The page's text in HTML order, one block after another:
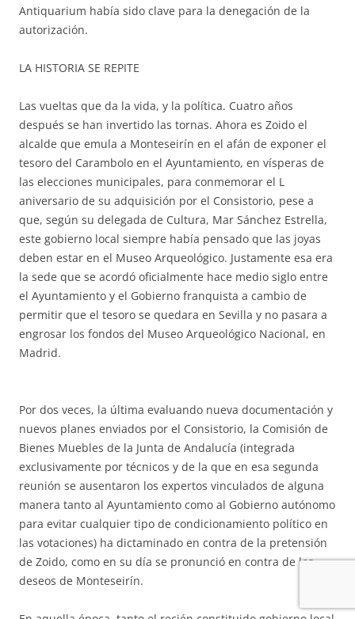
Antiquarium había sido clave para la denegación de la
autorización.
LA HISTORIA SE REPITE
Las vueltas que da la vida, y la política. Cuatro años
después se han invertido las tornas. Ahora es Zoido el
alcalde que emula a Monteseirín en el afán de exponer el
tesoro del Carambolo en el Ayuntamiento, en vísperas de
las elecciones municipales, para conmemorar el L
aniversario de su adquisición por el Consistorio, pese a
que, según su delegada de Cultura, Mar Sánchez Estrella,
este gobierno local siempre había pensado que las joyas
deben estar en el Museo Arqueológico. Justamente esa era
la sede que se acordó oficialmente hace medio siglo entre
el Ayuntamiento y el Gobierno franquista a cambio de
permitir que el tesoro se quedara en Sevilla y no pasara a
engrosar los fondos del Museo Arqueológico Nacional, en
Madrid.
Por dos veces, la última evaluando nueva documentación y
nuevos planes enviados por el Consistorio, la Comisión de
Bienes Muebles de la Junta de Andalucía (integrada
exclusivamente por técnicos y de la que en esa segunda
reunión se ausentaron los expertos vinculados de alguna
manera tanto al Ayuntamiento como al Gobierno autónomo
para evitar cualquier tipo de condicionamiento político en
las votaciones) ha dictaminado en contra de la pretensión
de Zoido, como en su día se pronunció en contra de los
deseos de Monteseirín.